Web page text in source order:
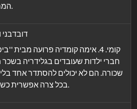
המרתקים בישראל. כ' עב.
דובדבני
קומי. 4. אימה קומדיה פרועה מבית
חברי ילדות שעובדים בגלידריה בשכר
שכורה. הם לא יכולים להסתדר אחד
בכל צרה אפשרית כשהם ביחד. כ' עב' (שח).